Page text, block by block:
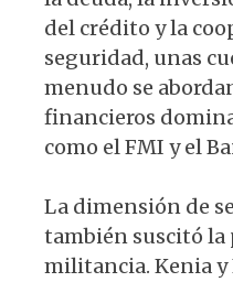
del crédito y la
seguridad, unas
menudo se
financieros
como el FMI y el
La dimensión de
también suscitó la
militancia. Kenia y